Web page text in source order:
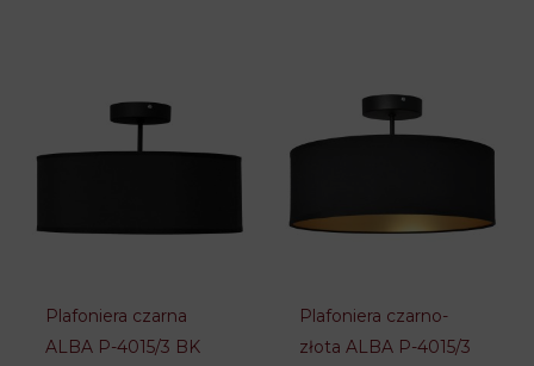
Plafoniera czarna
ALBA P-4015/3 BK
Plafoniera czarno-
złota ALBA P-4015/3